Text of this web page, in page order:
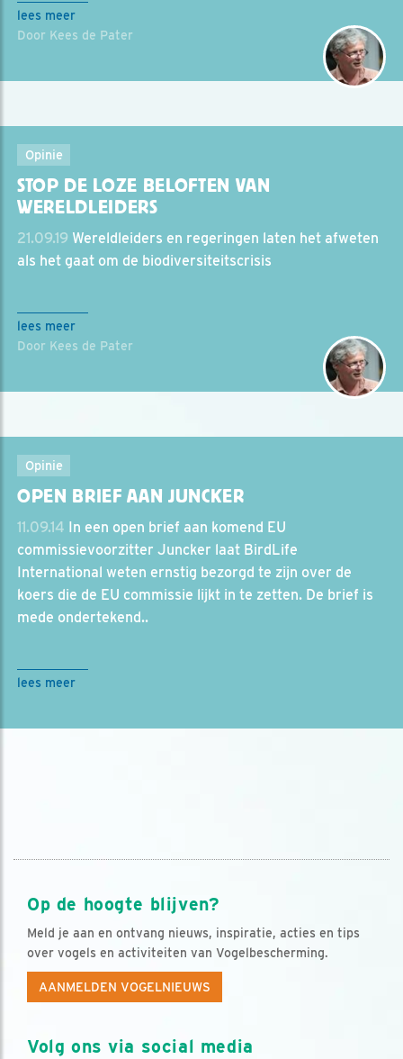
lees meer
Door Kees de Pater
Opinie
STOP DE LOZE BELOFTEN VAN
WERELDLEIDERS
21.09.19 Wereldleiders en regeringen laten het afweten
als het gaat om de biodiversiteitscrisis
lees meer
Door Kees de Pater
Opinie
OPEN BRIEF AAN JUNCKER
11.09.14 In een open brief aan komend EU
commissievoorzitter Juncker laat BirdLife
International weten ernstig bezorgd te zijn over de
koers die de EU commissie lijkt in te zetten. De brief is
mede ondertekend..
lees meer
Op de hoogte blijven?
Meld je aan en ontvang nieuws, inspiratie, acties en tips
over vogels en activiteiten van Vogelbescherming.
AANMELDEN VOGELNIEUWS
Volg ons via social media